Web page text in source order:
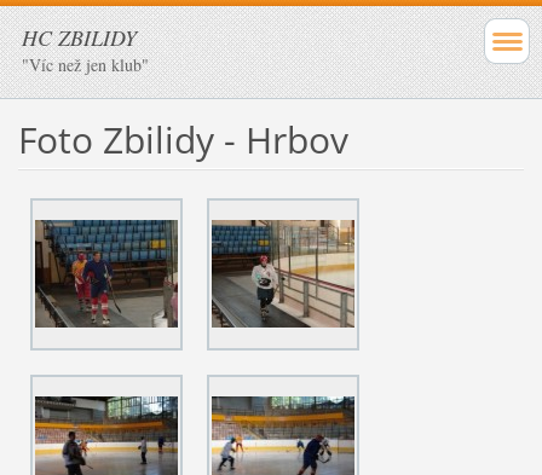
HC ZBILIDY
"Víc než jen klub"
Foto Zbilidy - Hrbov